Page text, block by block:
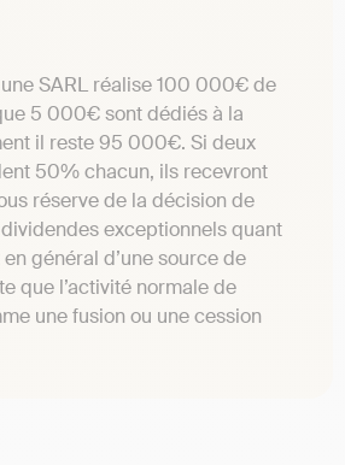
SARL réalise 100 000€ de
5 000€ sont dédiés à la
il reste 95 000€. Si deux
50% chacun, ils recevront
réserve de la décision de
exceptionnels quant
général d’une source de
que l’activité normale de
une fusion ou une cession